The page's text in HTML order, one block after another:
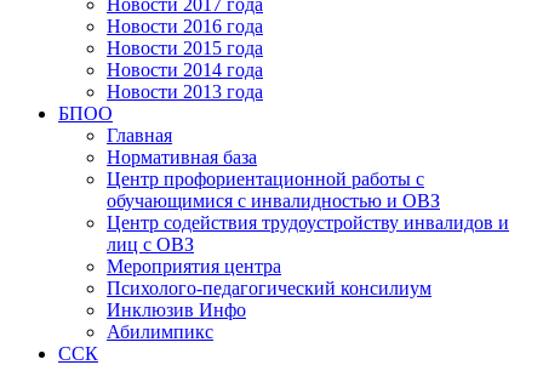
Новости 2016 года
Новости 2015 года
Новости 2014 года
Новости 2013 года
БПОО
Главная
Нормативная база
Центр профориентационной работы с
обучающимися с инвалидностью и ОВЗ
Центр содействия трудоустройству инвалидов и
лиц с ОВЗ
Мероприятия центра
Психолого-педагогический консилиум
Инклюзив Инфо
Абилимпикс
ССК